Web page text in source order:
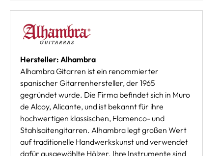
Hersteller: Alhambra
Alhambra Gitarren ist ein renommierter
spanischer Gitarrenhersteller, der 1965
gegründet wurde. Die Firma befindet sich in Muro
de Alcoy, Alicante, und ist bekannt für ihre
hochwertigen klassischen, Flamenco- und
Stahlsaitengitarren. Alhambra legt großen Wert
auf traditionelle Handwerkskunst und verwendet
dafür ausgewählte Hölzer. Ihre Instrumente sind